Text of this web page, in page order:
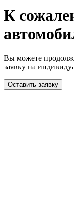
К
Вы можете
заявку на
Оставить заявку